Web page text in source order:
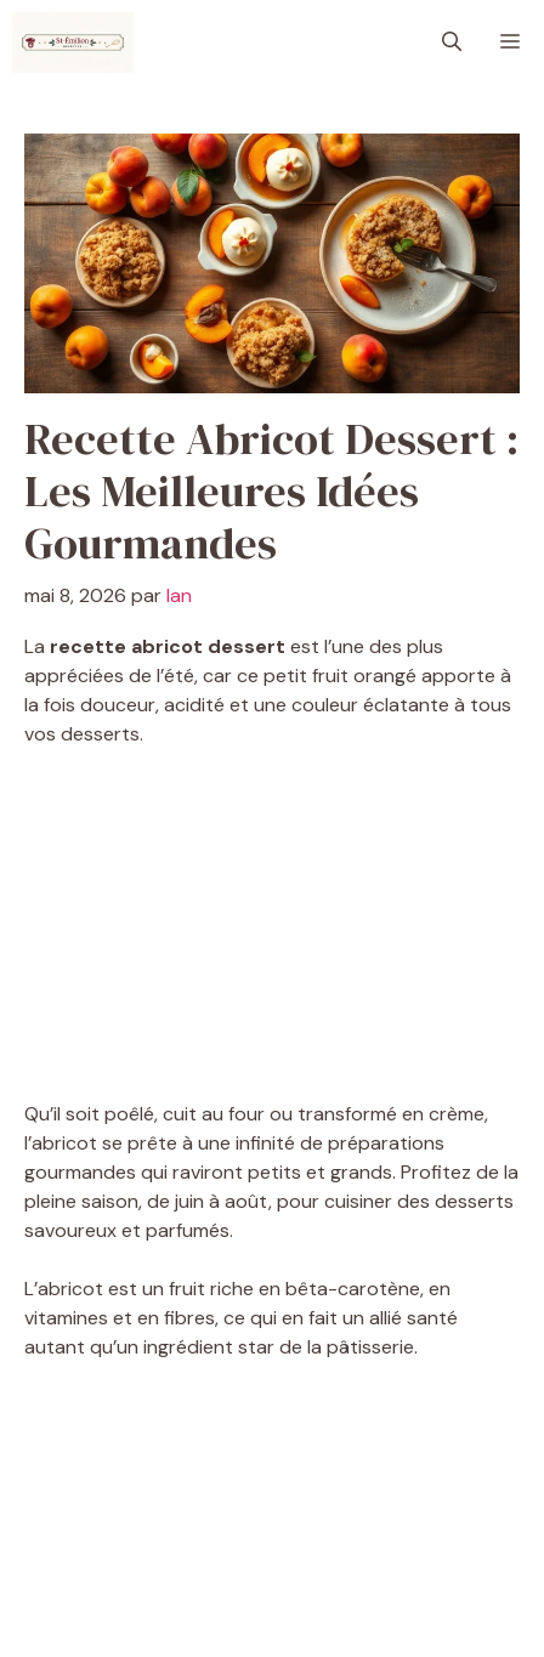
Recette Abricot Dessert :
Les Meilleures Idées
Gourmandes
mai 8, 2026 parIan
La recette abricot dessert est l’une des plus
appréciées de l’été, car ce petit fruit orangé apporte à
la fois douceur, acidité et une couleur éclatante à tous
vos desserts.
Qu’il soit poêlé, cuit au four ou transformé en crème,
l’abricot se prête à une infinité de préparations
gourmandes qui raviront petits et grands. Profitez de la
pleine saison, de juin à août, pour cuisiner des desserts
savoureux et parfumés.
L’abricot est un fruit riche en bêta-carotène, en
vitamines et en fibres, ce qui en fait un allié santé
autant qu’un ingrédient star de la pâtisserie.